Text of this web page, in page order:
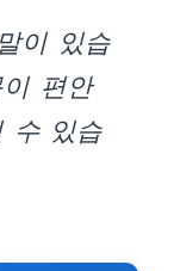
이 있습
편안
수 있습